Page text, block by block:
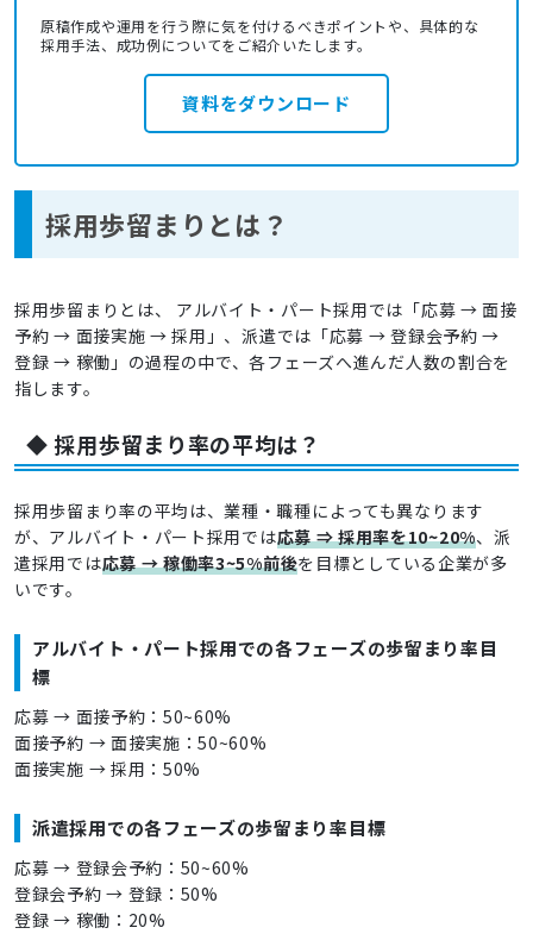
原稿作成や運用を行う際に気を付けるべきポイントや、具体的な
採用手法、成功例についてをご紹介いたします。
資料をダウンロード
採用歩留まりとは？
採用歩留まりとは、 アルバイト・パート採用では「応募 → 面接
予約 → 面接実施 → 採用」、派遣では「応募 → 登録会予約 →
登録 → 稼働」の過程の中で、各フェーズへ進んだ人数の割合を
指します。
◆ 採用歩留まり率の平均は？
採用歩留まり率の平均は、業種・職種によっても異なります
が、アルバイト・パート採用では応募 ⇒ 採用率を10~20%、派
遣採用では応募 → 稼働率3~5%前後を目標としている企業が多
いです。
アルバイト・パート採用での各フェーズの歩留まり率目
標
応募 → 面接予約：50~60%
面接予約 → 面接実施：50~60%
面接実施 → 採用：50%
派遣採用での各フェーズの歩留まり率目標
応募 → 登録会予約：50~60%
登録会予約 → 登録：50%
登録 → 稼働：20%